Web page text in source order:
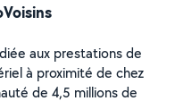
aux prestations de
à proximité de chez
de 4,5 millions de